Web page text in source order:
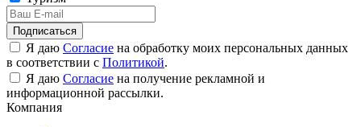
Подписаться
Я даю Согласие на обработку моих персональных данных
в соответствии с Политикой.
Я даю Согласие на получение рекламной и
информационной рассылки.
Компания